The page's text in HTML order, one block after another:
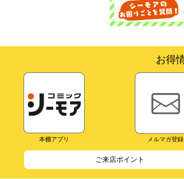
お得
本棚アプリ メルマガ登録
ご来店ポイント